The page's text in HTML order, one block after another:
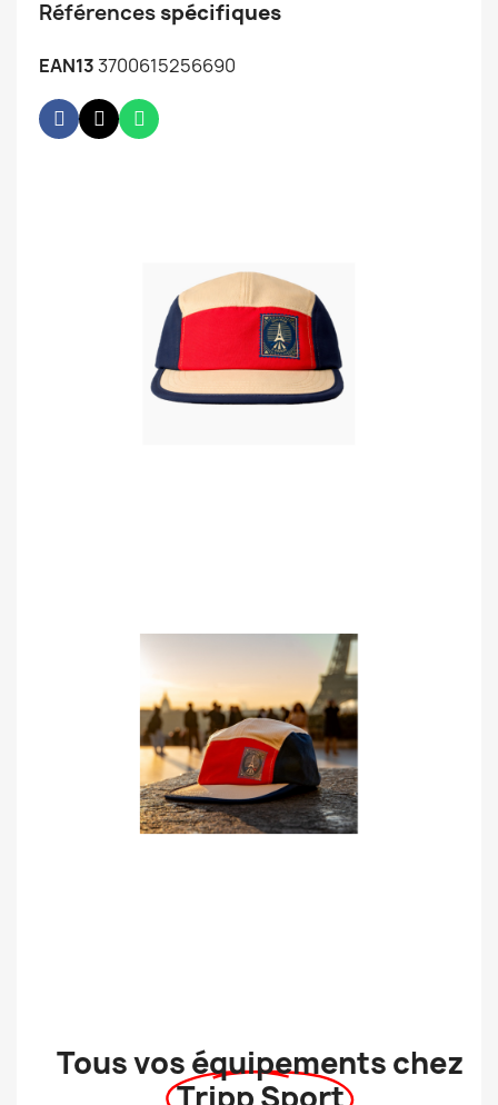
Références spécifiques
EAN133700615256690
Tous vos équipements chez